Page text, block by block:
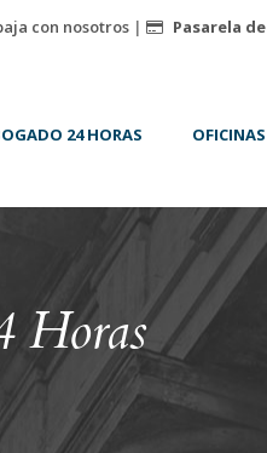
con nosotros | Pasarela
24 HORAS OFICINAS
Horas